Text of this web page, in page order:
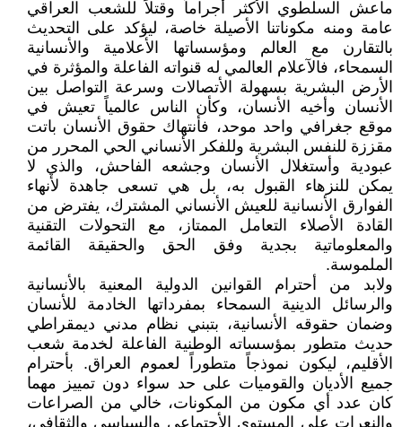
ماعش السلطوي الأكثر أجراماً وقتلاً للشعب العراقي
عامة ومنه مكوناتنا الأصيلة خاصة، ليؤكد على التحديث
بالتقارن مع العالم ومؤسساتها الأعلامية والأنسانية
السمحاء، فالآعلام العالمي له قنواته الفاعلة والمؤثرة في
الأرض البشرية بسهولة الأتصالات وسرعة التواصل بين
الأنسان وأخيه الأنسان، وكأن الناس عالمياً تعيش في
موقع جغرافي واحد موحد، فأنتهاك حقوق الأنسان باتت
مقززة للنفس البشرية وللفكر الأنساني الحي المحرر من
عبودية وأستغلال الأنسان وجشعه الفاحش، والذي لا
يمكن للنزهاء القبول به، بل هي تسعى جاهدة لأنهاء
الفوارق الأنسانية للعيش الأنساني المشترك، يفترض من
القادة الأصلاء التعامل الممتاز، مع التحولات التقنية
والمعلوماتية بجدية وفق الحق والحقيقة القائمة
الملموسة.
ولابد من أحترام القوانين الدولية المعنية بالأنسانية
والرسائل الدينية السمحاء بمفرداتها الخادمة للأنسان
وضمان حقوقه الأنسانية، بتبني نظام مدني ديمقراطي
حديث متطور بمؤسساته الوطنية الفاعلة لخدمة شعب
الأقليم، ليكون نموذجاً متطوراً لعموم العراق. بأحترام
جميع الأديان والقوميات على حد سواء دون تمييز مهما
كان عدد أي مكون من المكونات، خالي من الصراعات
والنعرات على المستوى الأجتماعي والسياسي والثقافي،